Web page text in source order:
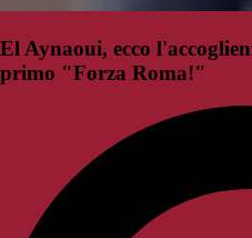
El Aynaoui, ecco
primo "Forza Roma!"